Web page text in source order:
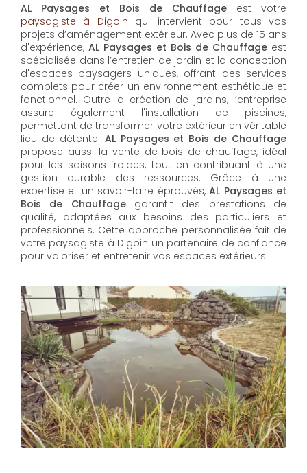
AL Paysages et Bois de Chauffage est votre
paysagiste à Digoin qui intervient pour tous vos
projets d’aménagement extérieur. Avec plus de 15 ans
d'expérience, AL Paysages et Bois de Chauffage est
spécialisée dans l’entretien de jardin et la conception
d'espaces paysagers uniques, offrant des services
complets pour créer un environnement esthétique et
fonctionnel. Outre la création de jardins, l’entreprise
assure également l'installation de piscines,
permettant de transformer votre extérieur en véritable
lieu de détente. AL Paysages et Bois de Chauffage
propose aussi la vente de bois de chauffage, idéal
pour les saisons froides, tout en contribuant à une
gestion durable des ressources. Grâce à une
expertise et un savoir-faire éprouvés,AL Paysages et
Bois de Chauffagegarantit des prestations de
qualité, adaptées aux besoins des particuliers et
professionnels. Cette approche personnalisée fait de
votre paysagiste à Digoin un partenaire de confiance
pour valoriser et entretenir vos espaces extérieurs
AL Paysages et Bois de Chauffagepropose un
service d'entretien de jardin à Digoinpour maintenir
vos espaces extérieurs en parfait état toute l'année.
Les équipes expérimentées assurent la taille, la tonte
et les soins nécessaires pour un jardin toujours
accueillant.
En tant qu'expert encréation de jardin à Digoin,AL
Paysages et Bois de Chauffageconçoit des
aménagements sur mesure adaptés aux envies et